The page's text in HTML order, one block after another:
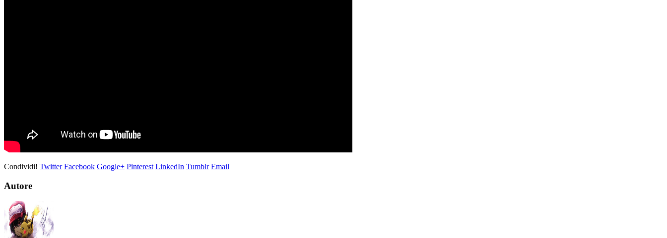
Condividi! Twitter Facebook Google+ Pinterest LinkedIn Tumblr Email
Autore